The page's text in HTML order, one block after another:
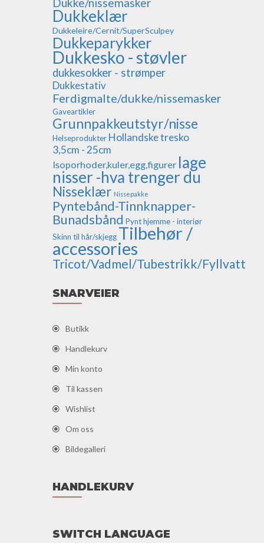
Dukke/nissemasker
Dukkeklær
Dukkeleire/Cernit/SuperSculpey
Dukkeparykker
Dukkesko - støvler
dukkesokker - strømper
Dukkestativ
Ferdigmalte/dukke/nissemasker
Gaveartikler
Grunnpakkeutstyr/nisse
Helseprodukter Hollandske tresko
3,5cm - 25cm
Isoporhoder,kuler,egg,figurer lage
nisser -hva trenger du
Nisseklær Nissepakke
Pyntebånd-Tinnknapper-
Bunadsbånd Pynt hjemme - interiør
Skinn til hår/skjegg Tilbehør /
accessories
Tricot/Vadmel/Tubestrikk/Fyllvatt
SNARVEIER
Butikk
Handlekurv
Min konto
Til kassen
Wishlist
Om oss
Bildegalleri
HANDLEKURV
SWITCH LANGUAGE